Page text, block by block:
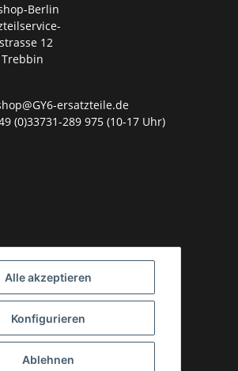
Alle akzeptieren
Konfigurieren
Ablehnen
Berlin
12
Trebbin
ersatzteile.de
(0)33731-289 975 (10-17 Uhr)